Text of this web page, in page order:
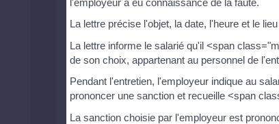
La lettre précise l'objet, la date, l'heure et le
La lettre informe le salarié qu'il <span
de son choix, appartenant au personnel de
Pendant l'entretien, l'employeur indique au
prononcer une sanction et recueille <span
La sanction choisie par l'employeur est